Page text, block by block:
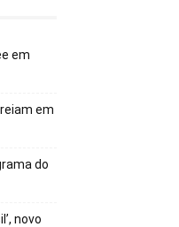
em
em
do
novo